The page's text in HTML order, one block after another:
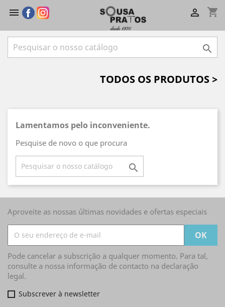
 shopping_cart


TODOS OS PRODUTOS >
Lamentamos pelo inconveniente.
Pesquise de novo o que procura

Aproveite as nossas últimas novidades e ofertas especiais
Pode cancelar a subscrição a qualquer momento. Para tal,
consulte a nossa informação de contacto na declaração
legal.
Subscrever à newsletter